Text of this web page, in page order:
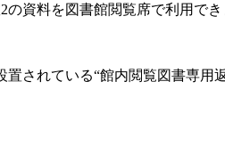
資料を図書館閲覧席で利用でき
されている“館内閲覧図書専用